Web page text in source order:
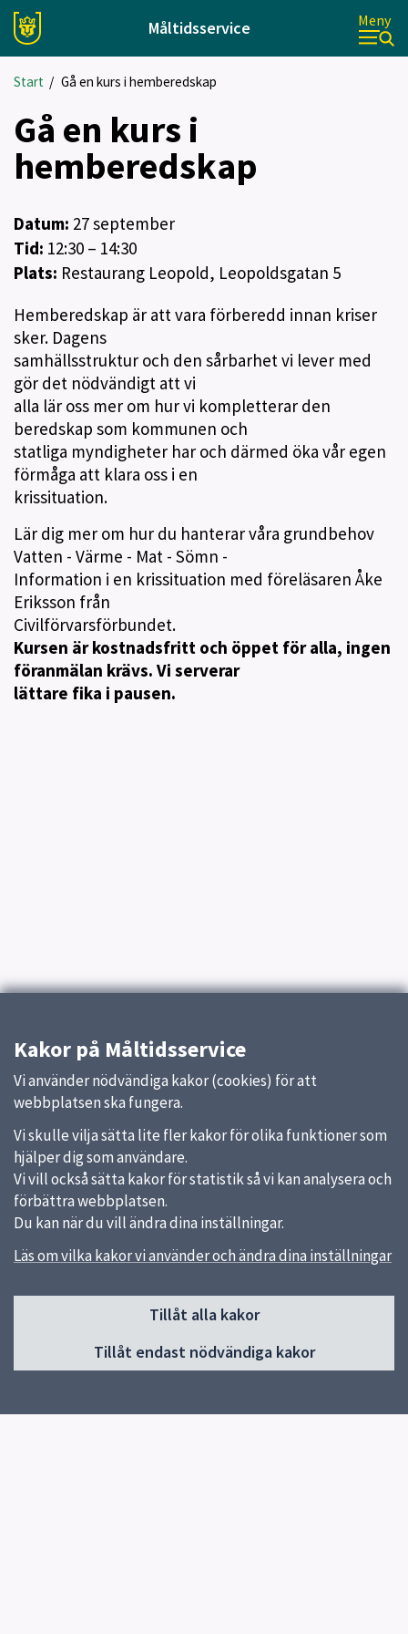
Måltidsservice Meny
Start / Gå en kurs i hemberedskap
Gå en kurs i
hemberedskap
Datum: 27september
Tid: 12:30 – 14:30
Plats: Restaurang Leopold, Leopoldsgatan 5
Hemberedskap är att vara förberedd innan kriser
sker. Dagens
samhällsstruktur och den sårbarhet vi lever med
gör det nödvändigt att vi
alla lär oss mer om hur vi kompletterar den
beredskap som kommunen och
statliga myndigheter har och därmed öka vår egen
förmåga att klara oss i en
krissituation.
Lär dig mer om hur du hanterar våra grundbehov
Vatten - Värme - Mat - Sömn -
Information i en krissituation med föreläsaren Åke
Eriksson från
Civilförvarsförbundet.
Kursen är kostnadsfritt och öppet för alla, ingen
föranmälan krävs. Vi serverar
lättare fika i pausen.
Kakor på Måltidsservice
Vi använder nödvändiga kakor (cookies) för att
webbplatsen ska fungera.
Vi skulle vilja sätta lite fler kakor för olika funktioner som
hjälper dig som användare.
Vi vill också sätta kakor för statistik så vi kan analysera och
förbättra webbplatsen.
Du kan när du vill ändra dina inställningar.
Läs om vilka kakor vi använder och ändra dina inställningar
Tillåt alla kakor
Tillåt endast nödvändiga kakor
Sidfot
Våra kök och menyer